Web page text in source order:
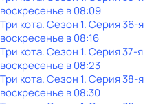
воскресенье в08:09
Три кота. Сезон 1. Серия 36-я
воскресенье в08:16
Три кота. Сезон 1. Серия 37-я
воскресенье в08:23
Три кота. Сезон 1. Серия 38-я
воскресенье в08:30